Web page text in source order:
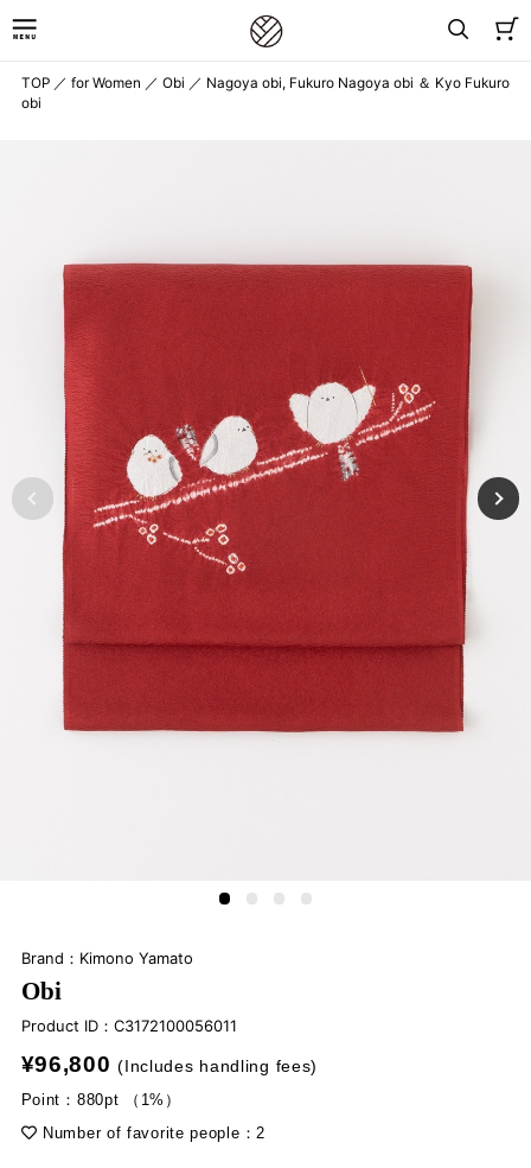
TOP ／ for Women ／ Obi ／ Nagoya obi, Fukuro Nagoya obi ＆ Kyo Fukuro
obi
Brand：Kimono Yamato
Obi
Product ID： C3172100056011
¥96,800(Includes handling fees)
Point：880pt （1%）
Number of favorite people：2